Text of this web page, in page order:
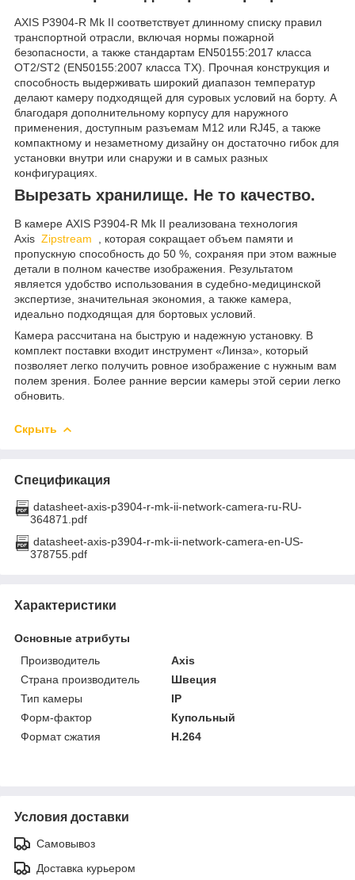
AXIS P3904-R Mk II соответствует длинному списку правил
транспортной отрасли, включая нормы пожарной
безопасности, а также стандартам EN50155:2017 класса
OT2/ST2 (EN50155:2007 класса TX). Прочная конструкция и
способность выдерживать широкий диапазон температур
делают камеру подходящей для суровых условий на борту. А
благодаря дополнительному корпусу для наружного
применения, доступным разъемам M12 или RJ45, а также
компактному и незаметному дизайну он достаточно гибок для
установки внутри или снаружи и в самых разных
конфигурациях.
Вырезать хранилище. Не то качество.
В камере AXIS P3904-R Mk II реализована технология
Axis Zipstream , которая сокращает объем памяти и
пропускную способность до 50 %, сохраняя при этом важные
детали в полном качестве изображения. Результатом
является удобство использования в судебно-медицинской
экспертизе, значительная экономия, а также камера,
идеально подходящая для бортовых условий.
Камера рассчитана на быструю и надежную установку. В
комплект поставки входит инструмент «Линза», который
позволяет легко получить ровное изображение с нужным вам
полем зрения. Более ранние версии камеры этой серии легко
обновить.
Скрыть
Спецификация
datasheet-axis-p3904-r-mk-ii-network-camera-ru-RU-
364871.pdf
datasheet-axis-p3904-r-mk-ii-network-camera-en-US-
378755.pdf
Характеристики
Основные атрибуты
Производитель
Axis
Страна производитель
Швеция
Тип камеры
IP
Форм-фактор
Купольный
Формат сжатия
H.264
Условия доставки
Самовывоз
Доставка курьером